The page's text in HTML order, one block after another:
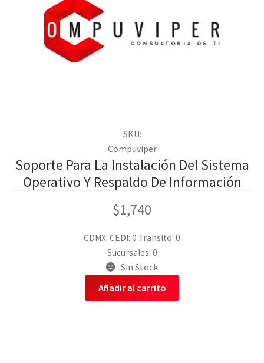
SKU:
Compuviper
Soporte Para La Instalación Del Sistema
Operativo Y Respaldo De Información
$1,740
CDMX: CEDI: 0 Transito: 0
Sucursales: 0
Sin Stock
Añadir al carrito